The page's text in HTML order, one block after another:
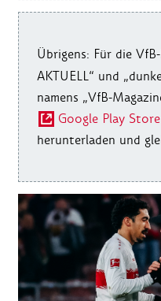
Übrigens: Für die
AKTUELL“ und
namens „VfB-
Google Play Store
herunterladen und